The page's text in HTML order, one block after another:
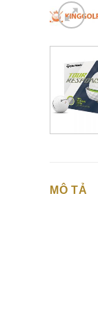
MÔ TẢ